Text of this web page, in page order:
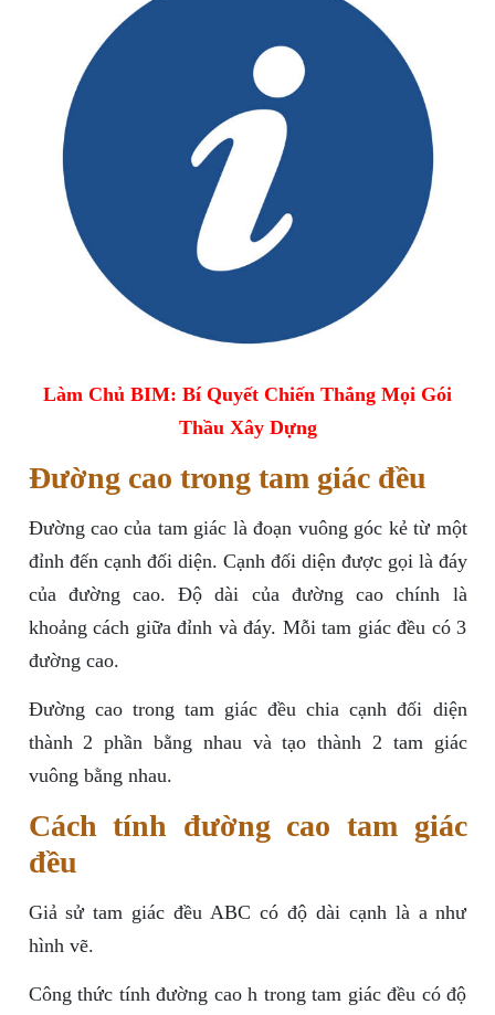
Làm Chủ BIM: Bí Quyết Chiến Thắng Mọi Gói
Thầu Xây Dựng
Đường cao trong tam giác đều
Đường cao của tam giác là đoạn vuông góc kẻ từ một
đỉnh đến cạnh đối diện. Cạnh đối diện được gọi là đáy
của đường cao. Độ dài của đường cao chính là
khoảng cách giữa đỉnh và đáy. Mỗi tam giác đều có 3
đường cao.
Đường cao trong tam giác đều chia cạnh đối diện
thành 2 phần bằng nhau và tạo thành 2 tam giác
vuông bằng nhau.
Cách tính đường cao tam giác
đều
Giả sử tam giác đều ABC có độ dài cạnh là a như
hình vẽ.
Công thức tính đường cao h trong tam giác đều có độ